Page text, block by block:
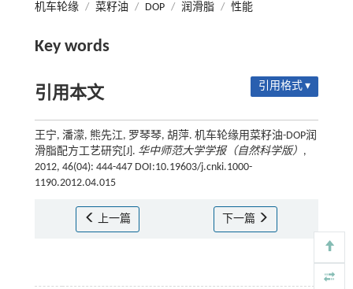
机车轮缘 / 菜籽油 / DOP / 润滑脂 / 性能
Key words
引用本文 引用格式 ▾
王宁, 潘濛, 熊先江, 罗琴琴, 胡萍. 机车轮缘用菜籽油-DOP润
滑脂配方工艺研究[J]. 华中师范大学学报（自然科学版） ,
2012, 46(04): 444-447 DOI:10.19603/j.cnki.1000-
1190.2012.04.015
上一篇 下一篇